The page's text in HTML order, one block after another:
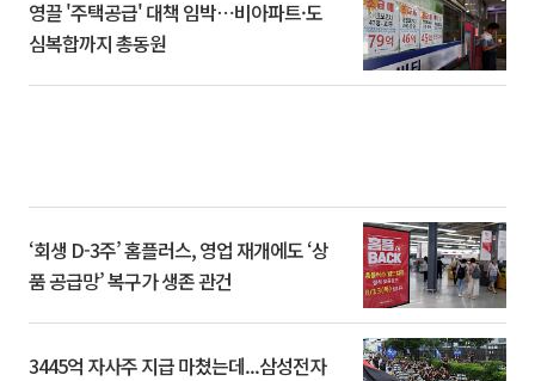
영끌 '주택공급' 대책 임박⋯비아파트·도
심복합까지 총동원
‘회생 D-3주’ 홈플러스, 영업 재개에도 ‘상
품 공급망’ 복구가 생존 관건
3445억 자사주 지급 마쳤는데...삼성전자